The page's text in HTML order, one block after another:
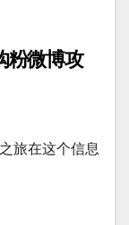
粉微博攻
旅在这个信息